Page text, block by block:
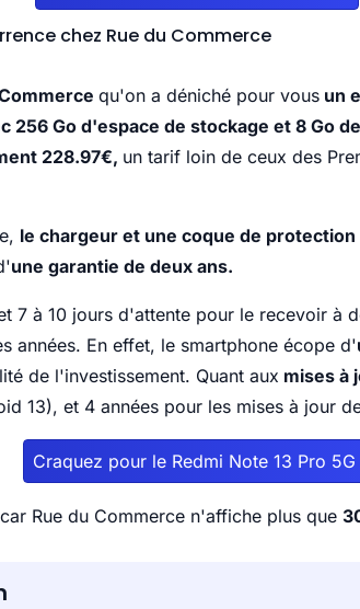
chez Rue du Commerce
qu'on a déniché pour vous un
256 Go d'espace de stockage et 8 Go
228.97€, un tarif loin de ceux des
le chargeur et une coque de
une garantie de deux ans.
7 à 10 jours d'attente pour le recevoir à
années. En effet, le smartphone écope d'
de l'investissement. Quant aux mises à
13), et 4 années pour les mises à jour
Craquez pour le Redmi Note 13 Pro 5G
car Rue du Commerce n'affiche plus que